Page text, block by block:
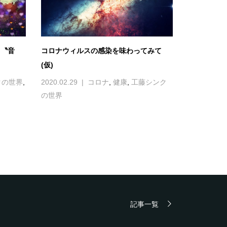
音
世界
コロナウィルスの感染を味わってみて
(仮)
2020.02.29 コロナ 健康 工藤シンク
の世界
記事一覧